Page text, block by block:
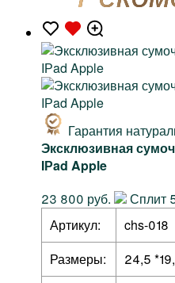
Гарантия
Эксклюзивная
IРad Apple
23 800 руб.
Сплит
Артикул:
chs-018
Размеры:
24,5